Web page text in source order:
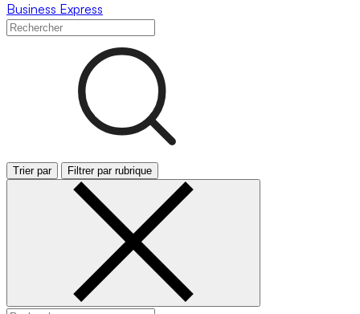
Business Express
Trier par Filtrer par rubrique